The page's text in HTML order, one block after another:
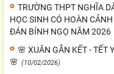
TRƯỜNG THPT NGHĨA
HỌC SINH CÓ HOÀN
ĐÁN BÍNH NGỌ NĂM 2026
🌸 XUÂN GẮN KẾT - TẾT
🌸 (10/02/2026)